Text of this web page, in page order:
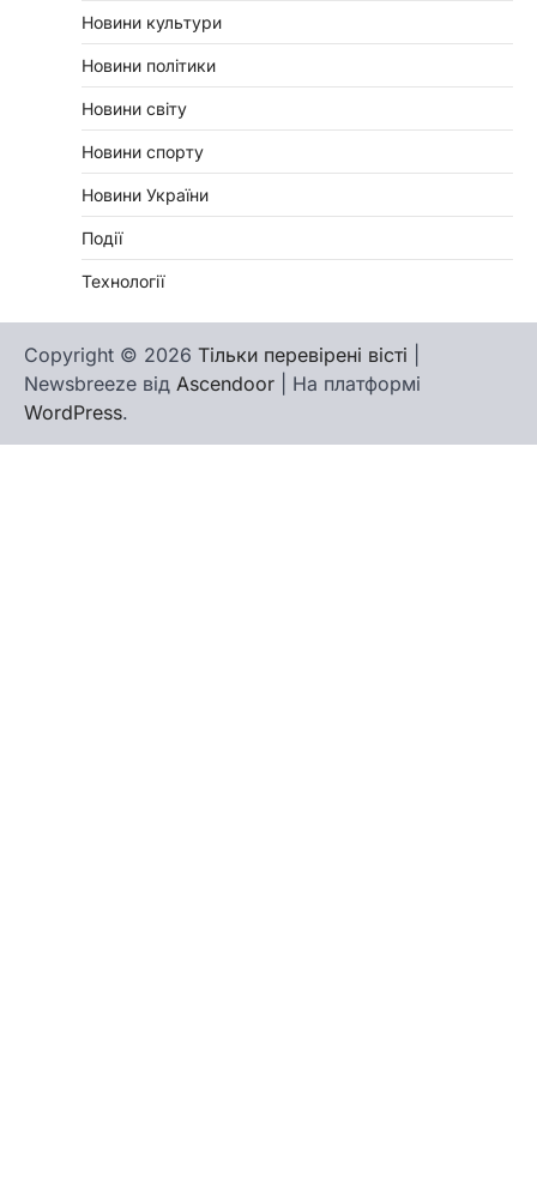
Новини культури
Новини політики
Новини світу
Новини спорту
Новини України
Події
Технології
Copyright © 2026 Тільки перевірені вісті
Newsbreeze від Ascendoor | На платформі
WordPress.